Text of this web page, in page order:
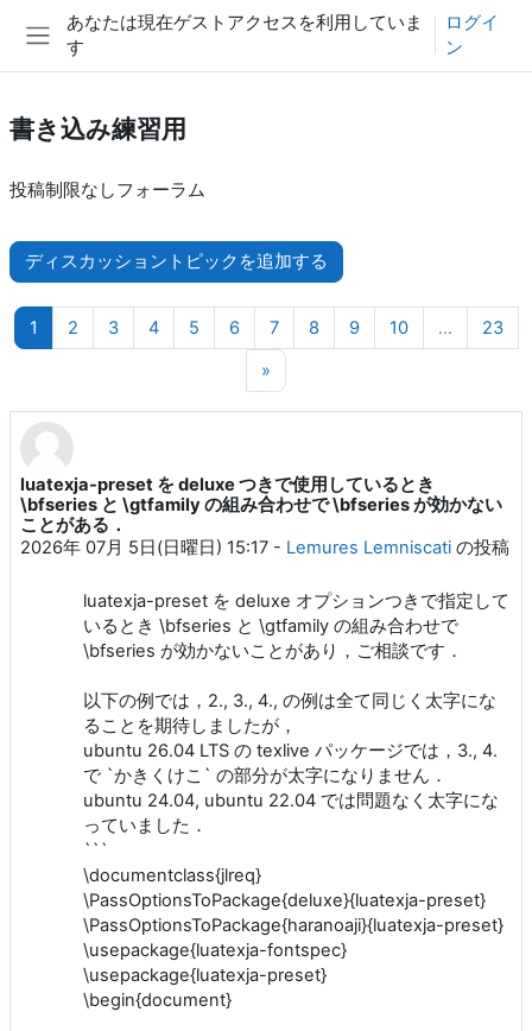
メインコンテンツへスキップする
サイドパネル
あなたは現在ゲストアクセスを利用していま
す
ログイ
ン
書き込み練習用
投稿制限なしフォーラム
ディスカッショントピックを追加する
1 ページ 1
2ページ 2
3ページ 3
4ページ 4
5ページ 5
6ページ 6
7ページ 7
8ページ 8
9ページ 9
10ページ 10
… 23ペ
»次のページ
luatexja-preset を deluxe つきで使用しているとき
\bfseries と \gtfamily の組み合わせで \bfseries が効かない
ことがある．
2026年 07月 5日(日曜日) 15:17 - Lemures Lemniscati の投稿
luatexja-preset を deluxe オプションつきで指定して
いるとき \bfseries と \gtfamily の組み合わせで
\bfseries が効かないことがあり，ご相談です．
以下の例では，2., 3., 4., の例は全て同じく太字にな
ることを期待しましたが，
ubuntu 26.04 LTS の texlive パッケージでは，3., 4.
で `かきくけこ` の部分が太字になりません．
ubuntu 24.04, ubuntu 22.04 では問題なく太字にな
っていました．
```
\documentclass{jlreq}
\PassOptionsToPackage{deluxe}{luatexja-preset}
\PassOptionsToPackage{haranoaji}{luatexja-preset}
\usepackage{luatexja-fontspec}
\usepackage{luatexja-preset}
\begin{document}